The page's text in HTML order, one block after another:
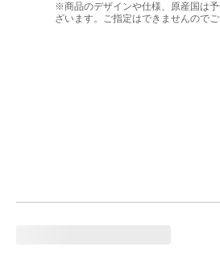
※商品のデザインや仕様、原産国は
ざいます。ご指定はできませんのでご